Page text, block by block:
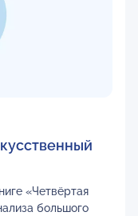
«Четвёртая
большого